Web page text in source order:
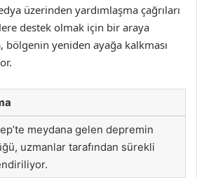
üzerinden yardımlaşma çağrıları
destek olmak için bir araya
bölgenin yeniden ayağa kalkması
meydana gelen depremin
uzmanlar tarafından sürekli